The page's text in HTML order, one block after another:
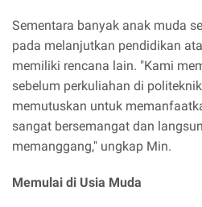
Sementara banyak anak muda
pada melanjutkan pendidikan
memiliki rencana lain. "Kami
sebelum perkuliahan di
memutuskan untuk
sangat bersemangat dan
memanggang," ungkap Min.
Memulai di Usia Muda